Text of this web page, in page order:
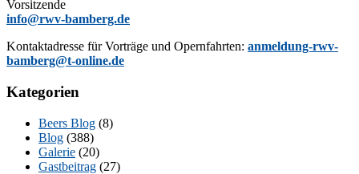
Vorsitzende
info@rwv-bamberg.de
Kon­takt­adres­se für Vor­trä­ge und Opern­fahr­ten: anmeldung-rwv-
bamberg@t-online.de
Kategorien
Beers Blog (8)
Blog (388)
Galerie (20)
Gastbeitrag (27)